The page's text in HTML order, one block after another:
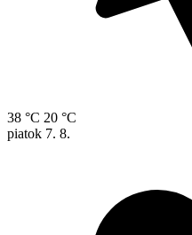
38 °C 20 °C
piatok 7. 8.